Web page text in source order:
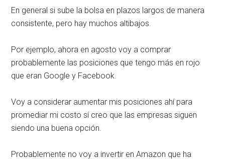
En general si sube la bolsa en plazos largos de manera
consistente, pero hay muchos altibajos.
Por ejemplo, ahora en agosto voy a comprar
probablemente las posiciones que tengo más en rojo
que eran Google y Facebook.
Voy a considerar aumentar mis posiciones ahí para
promediar mi costo sí creo que las empresas siguen
siendo una buena opción.
Probablemente no voy a invertir en Amazon que ha